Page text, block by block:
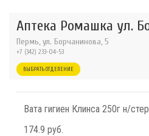
Аптека Ромашка ул.
Пермь, ул. Борчанинова, 5
+7 (342) 233-04-53
ВЫБРАТЬ ОТДЕЛЕНИЕ
Вата гигиен Клинса 250г н/стер
174.9 руб.